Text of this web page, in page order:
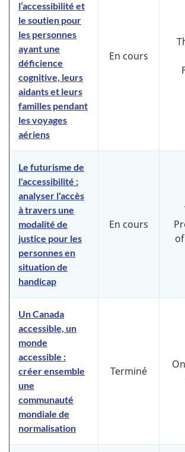
l’accessibilité et
le soutien pour
les personnes
ayant une
déficience
cognitive, leurs
aidants et leurs
familles pendant
les voyages
aériens
En cours
Le futurisme de
l'accessibilité :
analyser l'accès
à travers une
modalité de
justice pour les
personnes en
situation de
handicap
En cours
Un Canada
accessible, un
monde
accessible :
créer ensemble
une
communauté
mondiale de
normalisation
Terminé